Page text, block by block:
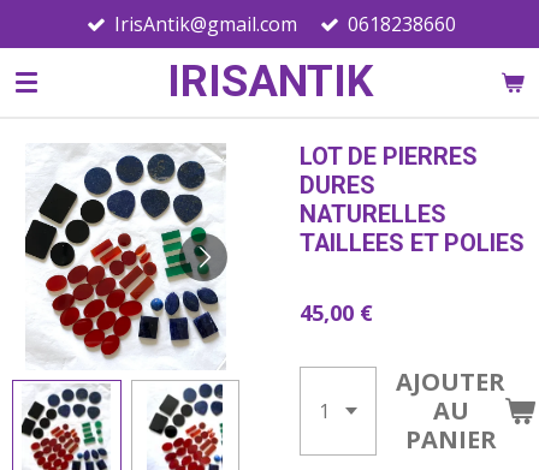
au
contenu
IRISANTIK
IrisAntik@gmail.com 0618238660
LOT DE PIERRES
DURES
NATURELLES
TAILLEES ET POLIES
45,00 €
AJOUTER
AU
PANIER